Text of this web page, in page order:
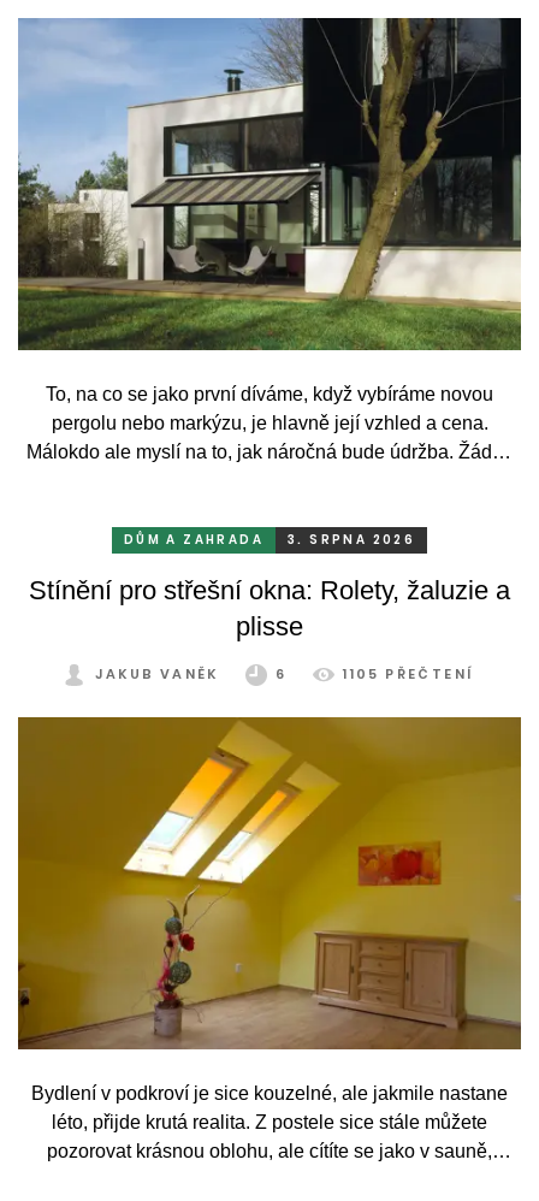
To, na co se jako první díváme, když vybíráme novou
pergolu nebo markýzu, je hlavně její vzhled a cena.
Málokdo ale myslí na to, jak náročná bude údržba. Žádný
mrazu, ale také prachu a pylu, což se na něm dříve či
DŮM A ZAHRADA 3. SRPNA 2026
Stínění pro střešní okna: Rolety, žaluzie a
plisse
JAKUB VANĚK 6 1105 PŘEČTENÍ
Bydlení v podkroví je sice kouzelné, ale jakmile nastane
léto, přijde krutá realita. Z postele sice stále můžete
pozorovat krásnou oblohu, ale cítíte se jako v sauně,